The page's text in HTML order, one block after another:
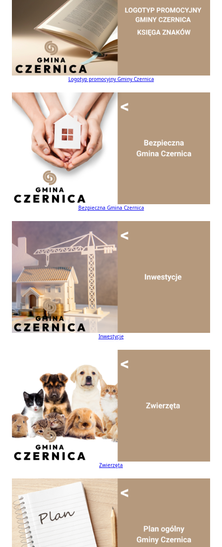
Logotyp promocyjny Gminy Czernica
Bezpieczna Gmina Czernica
Inwestycje
Zwierzęta